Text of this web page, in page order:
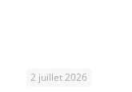
2 juillet 2026